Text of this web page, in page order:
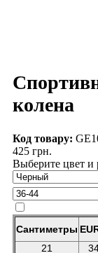
колена
Код товару:
425 грн.
Выберите цвет и